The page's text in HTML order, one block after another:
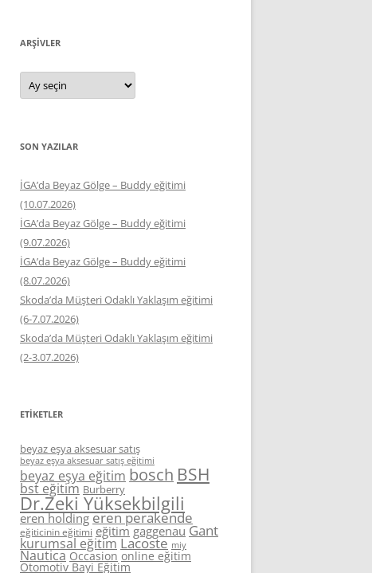
ARŞIVLER
Arşivler
SON YAZILAR
İGA’da Beyaz Gölge – Buddy eğitimi
(10.07.2026)
İGA’da Beyaz Gölge – Buddy eğitimi
(9.07.2026)
İGA’da Beyaz Gölge – Buddy eğitimi
(8.07.2026)
Skoda’da Müşteri Odaklı Yaklaşım eğitimi
(6-7.07.2026)
Skoda’da Müşteri Odaklı Yaklaşım eğitimi
(2-3.07.2026)
ETIKETLER
beyaz eşya aksesuar satış
beyaz eşya aksesuar satış eğitimi
beyaz eşya eğitim bosch BSH
bst eğitim Burberry
Dr.Zeki Yüksekbilgili
eren holding eren perakende
eğiticinin eğitimi eğitim gaggenau Gant
kurumsal eğitim Lacoste miy
Nautica Occasion online eğitim
Otomotiv Bayi Eğitim